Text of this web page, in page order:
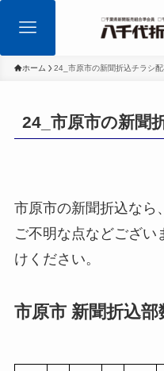
ホーム 24_市原市の新聞折込チラシ
24_市原市の新聞
市原市の新聞折込なら
ご不明な点などござい
けください。
市原市新聞折込部